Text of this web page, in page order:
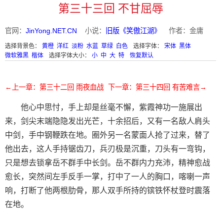
第三十三回 不甘屈辱
官网： JinYong.NET.CN 小说： 旧版《笑傲江湖》 作者：金庸
选择背景色： 黄橙 洋红 淡粉 水蓝 草绿 白色 选择字体： 宋体 黑体
微软雅黑 楷体 选择字体大小： 小 中 大 特 恢复默认
←上一章：第三十二回 雨夜血战 下一章：第三十四回 有苦难言→
他心中思忖，手上却是丝毫不懈，紫霞神功一施展出
来，剑尖末端隐隐发出光芒，十余招后，又有一名敌人肩头
中剑，手中钢鞭跌在地。圈外另一名蒙面人抢了过来，替了
他出去，这人手持锯齿刀，兵刃极是沉重，刀头有一弯钩，
只是想去锁拿岳不群手中长剑。岳不群内力充沛，精神愈战
愈长，突然间左手反手一掌，打中了一人的胸口，喀喇一声
响，打断了他两根肋骨，那人双手所持的镔铁怀杖登时震落
在地。